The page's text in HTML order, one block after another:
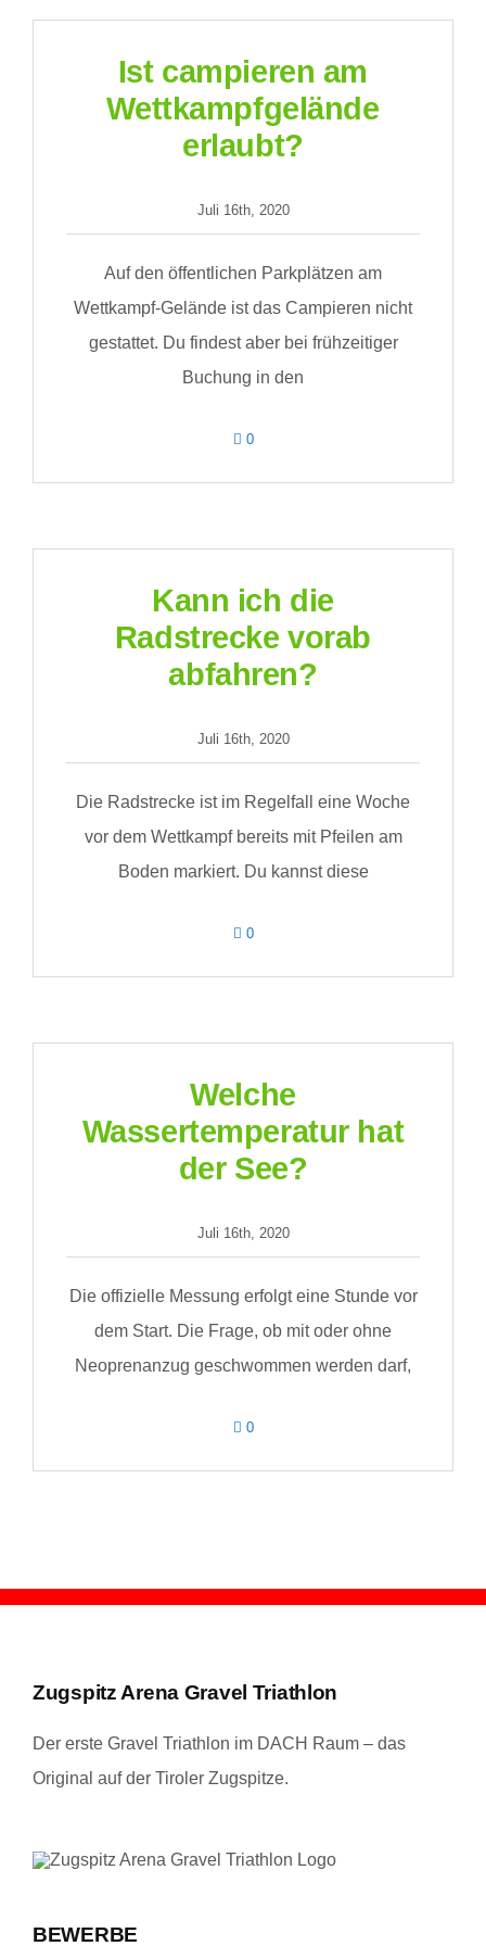
Ergebnisse
Jetzt anmelden
Ist campieren am
Wettkampfgelände
erlaubt?
Juli 16th, 2020
Auf den öffentlichen Parkplätzen am
Wettkampf-Gelände ist das Campieren nicht
gestattet. Du findest aber bei frühzeitiger
Buchung in den
0comments
campieren
Kann ich die
Radstrecke vorab
abfahren?
Juli 16th, 2020
Die Radstrecke ist im Regelfall eine Woche
vor dem Wettkampf bereits mit Pfeilen am
Boden markiert. Du kannst diese
0comments
ich
abfahren?
Welche
Wassertemperatur hat
der See?
Juli 16th, 2020
Die offizielle Messung erfolgt eine Stunde vor
dem Start. Die Frage, ob mit oder ohne
Neoprenanzug geschwommen werden darf,
0comments
Wassertemperatur
Zugspitz Arena Gravel Triathlon
Der erste Gravel Triathlon im DACH Raum – das
Original auf der Tiroler Zugspitze.
BEWERBE